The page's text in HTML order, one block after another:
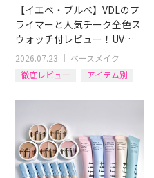
【イエベ・ブルベ】VDLのプ
ライマーと人気チーク全色ス
ウォッチ付レビュー！UV下
地やハイライター付チークも
2026.07.23 ｜ ベースメイク
徹底レビュー
アイテム別